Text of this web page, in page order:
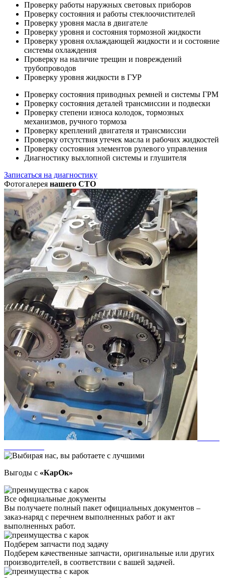
Проверку работы наружных световых приборов
Проверку состояния и работы стеклоочистителей
Проверку уровня масла в двигателе
Проверку уровня и состояния тормозной жидкости
Проверку уровня охлаждающей жидкости и и состояние
системы охлаждения
Проверку на наличие трещин и повреждений
трубопроводов
Проверку уровня жидкости в ГУР
Проверку состояния приводных ремней и системы ГРМ
Проверку состояния деталей трансмиссии и подвески
Проверку степени износа колодок, тормозных
механизмов, ручного тормоза
Проверку креплений двигателя и трансмиссии
Проверку отсутствия утечек масла и рабочих жидкостей
Проверку состояния элементов рулевого управления
Диагностику выхлопной системы и глушителя
Записаться на диагностику
Фотогалерея нашего СТО
Выгоды с «КарОк»
Все официальные документы
Вы получаете полный пакет официальных документов –
заказ-наряд с перечнем выполненных работ и акт
выполненных работ.
Подберем запчасти под задачу
Подберем качественные запчасти, оригинальные или других
производителей, в соответствии с вашей задачей.